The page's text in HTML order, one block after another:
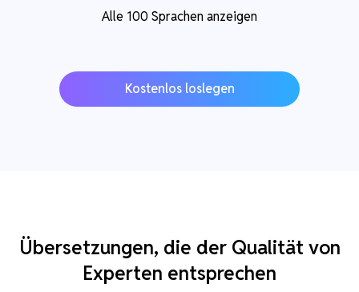
Alle 100 Sprachen anzeigen
Kostenlos loslegen
Übersetzungen, die der Qualität von
Experten entsprechen